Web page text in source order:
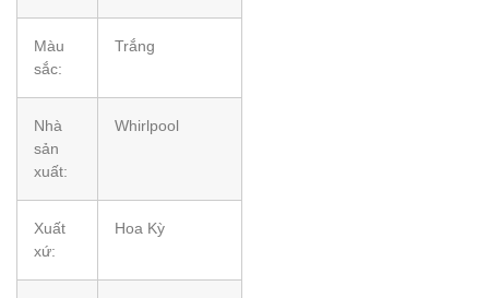
Màu
sắc:
Trắng
Nhà
sản
xuất:
Whirlpool
Xuất
xứ:
Hoa Kỳ